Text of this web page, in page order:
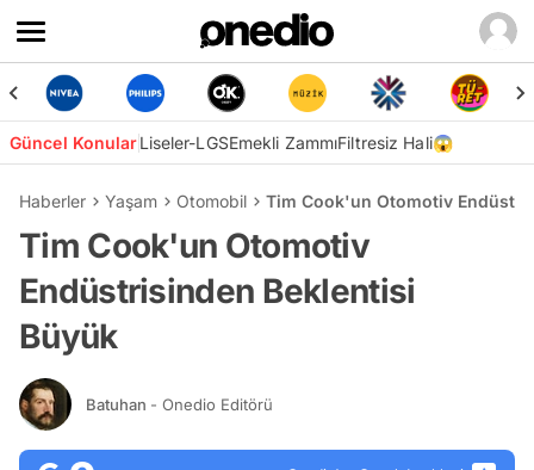
Güncel KonularLiseler-LGSEmekli ZammıFiltresiz Hali😱
Haberler Yaşam Otomobil Tim Cook'un Otomotiv
Tim Cook'un Otomotiv
Endüstrisinden Beklentisi
Büyük
Batuhan - Onedio Editörü